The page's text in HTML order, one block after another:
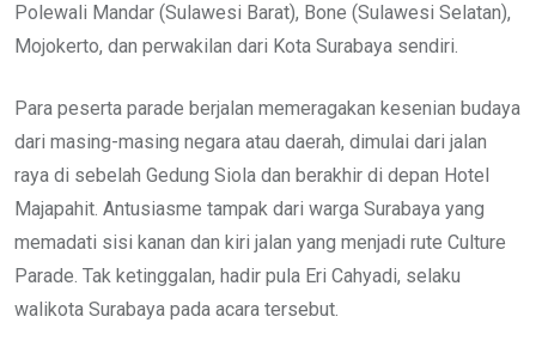
Polewali Mandar (Sulawesi Barat), Bone (Sulawesi Selatan),
Mojokerto, dan perwakilan dari Kota Surabaya sendiri.
Para peserta parade berjalan memeragakan kesenian budaya
dari masing-masing negara atau daerah, dimulai dari jalan
raya di sebelah Gedung Siola dan berakhir di depan Hotel
Majapahit. Antusiasme tampak dari warga Surabaya yang
memadati sisi kanan dan kiri jalan yang menjadi rute Culture
Parade. Tak ketinggalan, hadir pula Eri Cahyadi, selaku
walikota Surabaya pada acara tersebut.